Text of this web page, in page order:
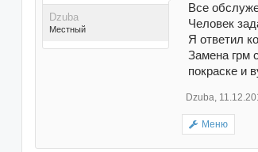
Dzuba
Местный
Поблагодарили 119
Все
Человек
Я ответил
Замена грм
покраске и
Dzuba,
Меню